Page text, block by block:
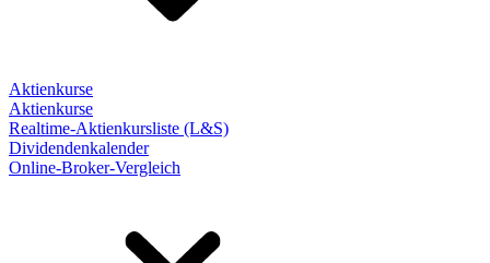
Aktienkurse
Aktienkurse
Realtime-Aktienkursliste (L&S)
Dividendenkalender
Online-Broker-Vergleich